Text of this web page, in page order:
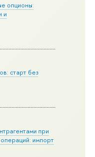
опционы:
и
старт без
при
импорт